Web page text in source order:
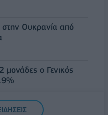
στην Ουκρανία από
μονάδες ο Γενικός